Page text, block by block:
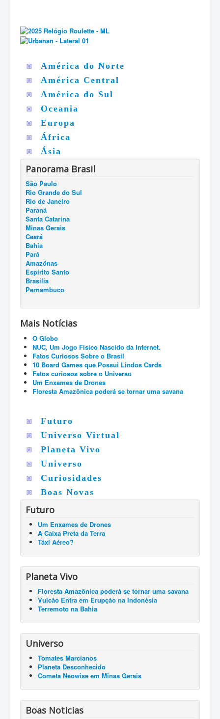
◙
América do Norte
◙
América Central
◙
América do Sul
◙
Oceania
◙
Europa
◙
África
◙
Ásia
Panorama Brasil
São Paulo
Rio Grande do Sul
Rio de Janeiro
Paraná
Santa Catarina
Minas Gerais
Ceará
Bahia
Pará
Amazônas
Espírito Santo
Brasília
Pernambuco
Mais Notícias
O Globo
NUC, Um Jogo Físico Nascido da Internet.
Fatos Curiosos Sobre o Brasil
10 Board Games que Possui Lindos Cards
Fatos curiosos sobre o Universo
Um Enxames de Drones
Floresta Amazônica poderá se tornar uma savana
◙
Futuro
◙
Universo Virtual
◙
Planeta Vivo
◙
Universo
◙
Curiosidades
◙
Boas Novas
Futuro
Um Enxames de Drones
A Caixa Preta da Terra
Táxi Aéreo?
Planeta Vivo
Floresta Amazônica poderá se tornar uma savana
Vulcão Entra em Erupção na Indonésia
Terremoto na Bahia
Universo
Tomates Marcianos
Planeta Desconhecido
Cometa Neowise em Minas Gerais
Boas Noticias